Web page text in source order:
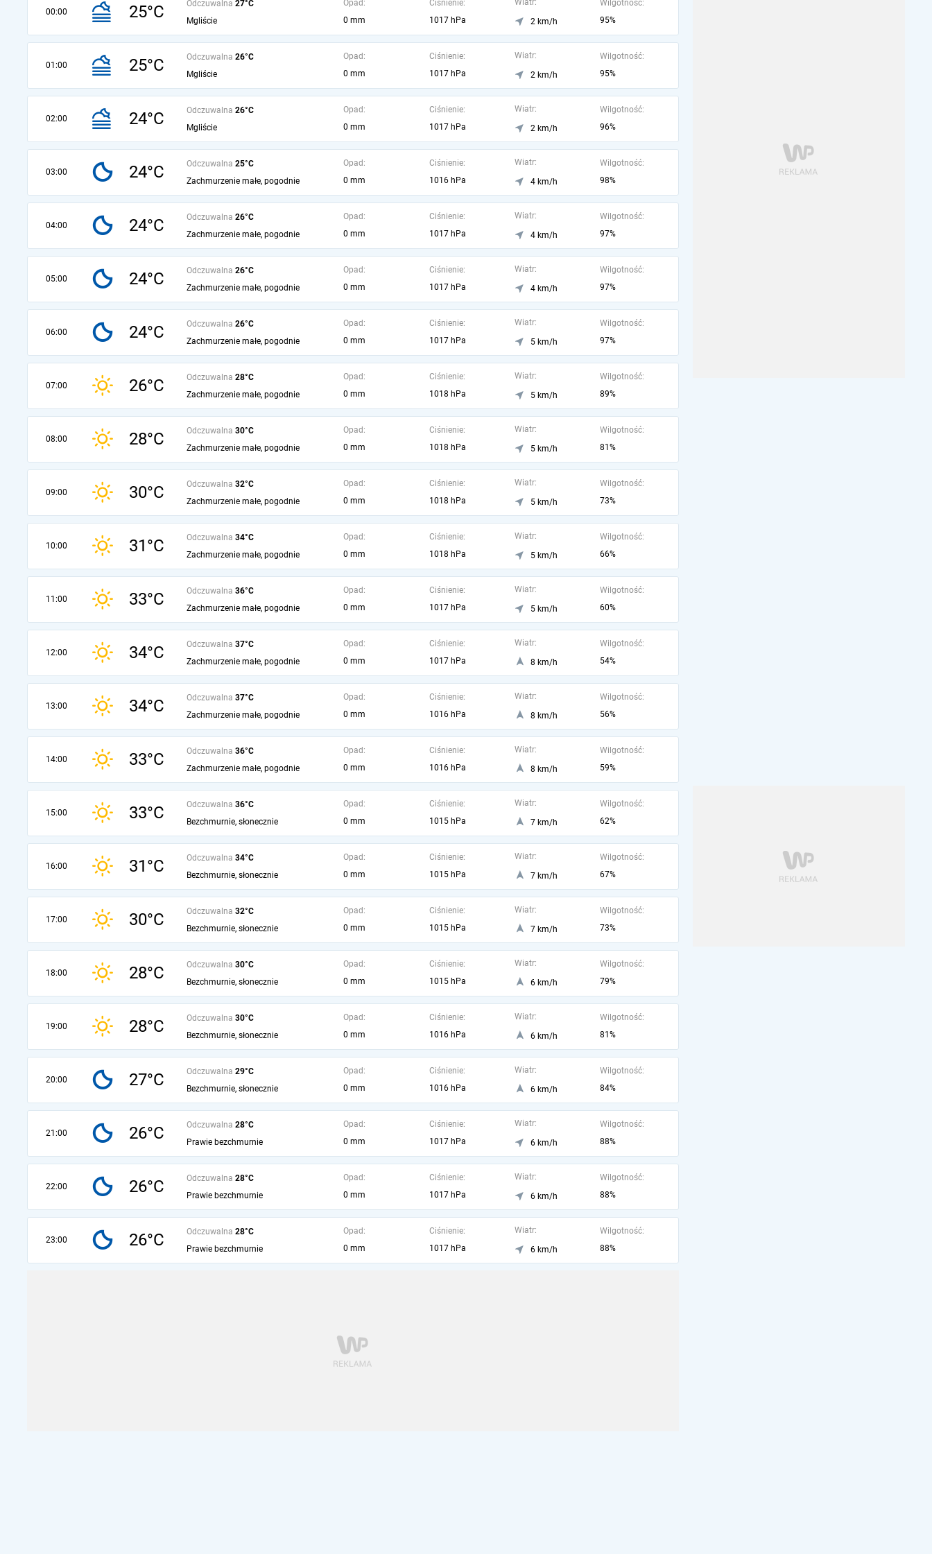
00:00 25°C Odczuwalna 27°C
Mgliście
Opad:
0 mm
Ciśnienie:
1017 hPa
Wiatr:
2 km/h
Wilgotność:
95%
01:00 25°C Odczuwalna 26°C
Mgliście
Opad:
0 mm
Ciśnienie:
1017 hPa
Wiatr:
2 km/h
Wilgotność:
95%
02:00 24°C Odczuwalna 26°C
Mgliście
Opad:
0 mm
Ciśnienie:
1017 hPa
Wiatr:
2 km/h
Wilgotność:
96%
03:00 24°C Odczuwalna 25°C
Zachmurzenie małe, pogodnie
Opad:
0 mm
Ciśnienie:
1016 hPa
Wiatr:
4 km/h
Wilgotność:
98%
04:00 24°C Odczuwalna 26°C
Zachmurzenie małe, pogodnie
Opad:
0 mm
Ciśnienie:
1017 hPa
Wiatr:
4 km/h
Wilgotność:
97%
05:00 24°C Odczuwalna 26°C
Zachmurzenie małe, pogodnie
Opad:
0 mm
Ciśnienie:
1017 hPa
Wiatr:
4 km/h
Wilgotność:
97%
06:00 24°C Odczuwalna 26°C
Zachmurzenie małe, pogodnie
Opad:
0 mm
Ciśnienie:
1017 hPa
Wiatr:
5 km/h
Wilgotność:
97%
07:00 26°C Odczuwalna 28°C
Zachmurzenie małe, pogodnie
Opad:
0 mm
Ciśnienie:
1018 hPa
Wiatr:
5 km/h
Wilgotność:
89%
08:00 28°C Odczuwalna 30°C
Zachmurzenie małe, pogodnie
Opad:
0 mm
Ciśnienie:
1018 hPa
Wiatr:
5 km/h
Wilgotność:
81%
09:00 30°C Odczuwalna 32°C
Zachmurzenie małe, pogodnie
Opad:
0 mm
Ciśnienie:
1018 hPa
Wiatr:
5 km/h
Wilgotność:
73%
10:00 31°C Odczuwalna 34°C
Zachmurzenie małe, pogodnie
Opad:
0 mm
Ciśnienie:
1018 hPa
Wiatr:
5 km/h
Wilgotność:
66%
11:00 33°C Odczuwalna 36°C
Zachmurzenie małe, pogodnie
Opad:
0 mm
Ciśnienie:
1017 hPa
Wiatr:
5 km/h
Wilgotność:
60%
12:00 34°C Odczuwalna 37°C
Zachmurzenie małe, pogodnie
Opad:
0 mm
Ciśnienie:
1017 hPa
Wiatr:
8 km/h
Wilgotność:
54%
13:00 34°C Odczuwalna 37°C
Zachmurzenie małe, pogodnie
Opad:
0 mm
Ciśnienie:
1016 hPa
Wiatr:
8 km/h
Wilgotność:
56%
14:00 33°C Odczuwalna 36°C
Zachmurzenie małe, pogodnie
Opad:
0 mm
Ciśnienie:
1016 hPa
Wiatr:
8 km/h
Wilgotność:
59%
15:00 33°C Odczuwalna 36°C
Bezchmurnie, słonecznie
Opad:
0 mm
Ciśnienie:
1015 hPa
Wiatr:
7 km/h
Wilgotność:
62%
16:00 31°C Odczuwalna 34°C
Bezchmurnie, słonecznie
Opad:
0 mm
Ciśnienie:
1015 hPa
Wiatr:
7 km/h
Wilgotność:
67%
17:00 30°C Odczuwalna 32°C
Bezchmurnie, słonecznie
Opad:
0 mm
Ciśnienie:
1015 hPa
Wiatr:
7 km/h
Wilgotność:
73%
18:00 28°C Odczuwalna 30°C
Bezchmurnie, słonecznie
Opad:
0 mm
Ciśnienie:
1015 hPa
Wiatr:
6 km/h
Wilgotność:
79%
19:00 28°C Odczuwalna 30°C
Bezchmurnie, słonecznie
Opad:
0 mm
Ciśnienie:
1016 hPa
Wiatr:
6 km/h
Wilgotność:
81%
20:00 27°C Odczuwalna 29°C
Bezchmurnie, słonecznie
Opad:
0 mm
Ciśnienie:
1016 hPa
Wiatr:
6 km/h
Wilgotność:
84%
21:00 26°C Odczuwalna 28°C
Prawie bezchmurnie
Opad:
0 mm
Ciśnienie:
1017 hPa
Wiatr:
6 km/h
Wilgotność:
88%
22:00 26°C Odczuwalna 28°C
Prawie bezchmurnie
Opad:
0 mm
Ciśnienie:
1017 hPa
Wiatr:
6 km/h
Wilgotność:
88%
23:00 26°C Odczuwalna 28°C
Prawie bezchmurnie
Opad:
0 mm
Ciśnienie:
1017 hPa
Wiatr:
6 km/h
Wilgotność:
88%